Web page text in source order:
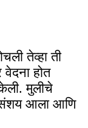
तेव्हा ती
वेदना होत
मुलीचे
संशय आला आणि